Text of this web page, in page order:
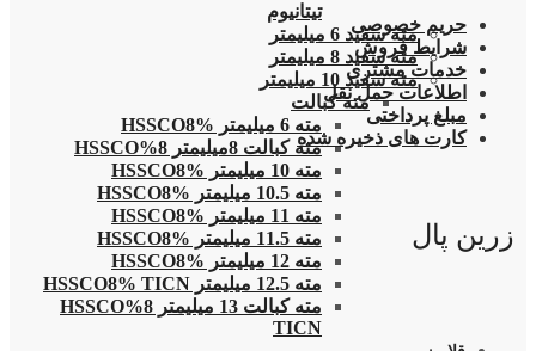
تیتانیوم
مته سفید 6 میلیمتر
مته سفید 8 میلیمتر
مته سفید 10 میلیمتر
مته کبالت
مته 6 میلیمتر HSSCO8%
مته کبالت 8میلیمتر 8%HSSCO
مته 10 میلیمتر HSSCO8%
مته 10.5 میلیمتر HSSCO8%
مته 11 میلیمتر HSSCO8%
مته 11.5 میلیمتر HSSCO8%
مته 12 میلیمتر HSSCO8%
مته 12.5 میلیمتر HSSCO8% TICN
مته کبالت 13 میلیمتر 8%HSSCO
TICN
حریم خصوصی
شرایط فروش
خدمات مشتری
اطلاعات حمل نقل
مبلغ پرداختی
کارت های ذخیره شده
زرین پال